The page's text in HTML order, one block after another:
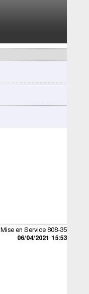
Mise en Service 808-35
06/04/2021 15:53